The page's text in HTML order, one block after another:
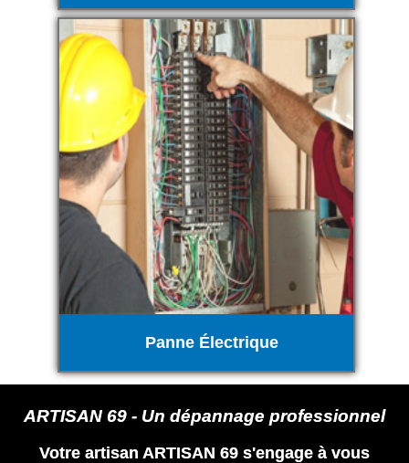
Panne Électrique
ARTISAN 69 - Un dépannage professionnel
Votre artisan ARTISAN 69 s'engage à vous